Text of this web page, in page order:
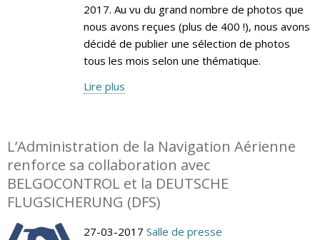
2017. Au vu du grand nombre de photos que
nous avons reçues (plus de 400 !), nous avons
décidé de publier une sélection de photos
tous les mois selon une thématique.
Lire plus
L’Administration de la Navigation Aérienne
renforce sa collaboration avec
BELGOCONTROL et la DEUTSCHE
FLUGSICHERUNG (DFS)
27-03-2017 Salle de presse